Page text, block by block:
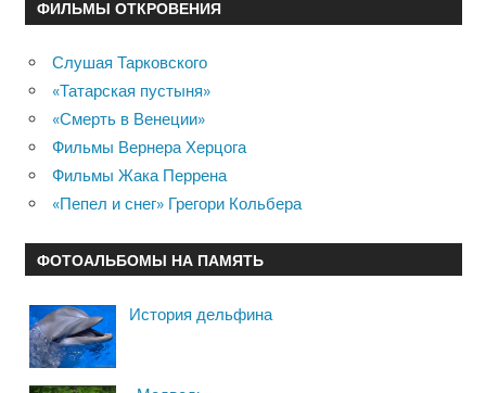
ФИЛЬМЫ ОТКРОВЕНИЯ
Слушая Тарковского
«Татарская пустыня»
«Смерть в Венеции»
Фильмы Вернера Херцога
Фильмы Жака Перрена
«Пепел и снег» Грегори Кольбера
ФОТОАЛЬБОМЫ НА ПАМЯТЬ
История дельфина